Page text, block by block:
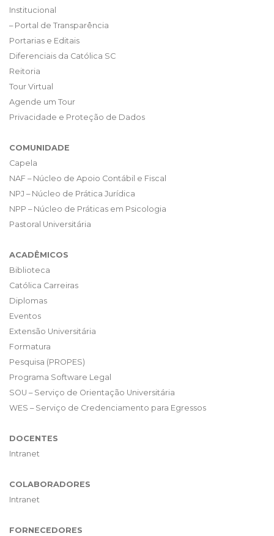
Institucional
– Portal de Transparência
Portarias e Editais
Diferenciais da Católica SC
Reitoria
Tour Virtual
Agende um Tour
Privacidade e Proteção de Dados
COMUNIDADE
Capela
NAF – Núcleo de Apoio Contábil e Fiscal
NPJ – Núcleo de Prática Jurídica
NPP – Núcleo de Práticas em Psicologia
Pastoral Universitária
ACADÊMICOS
Biblioteca
Católica Carreiras
Diplomas
Eventos
Extensão Universitária
Formatura
Pesquisa (PROPES)
Programa Software Legal
SOU – Serviço de Orientação Universitária
WES – Serviço de Credenciamento para Egressos
DOCENTES
Intranet
COLABORADORES
Intranet
FORNECEDORES